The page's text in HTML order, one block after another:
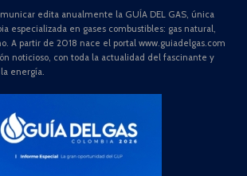
edita anualmente la GUÍA DEL GAS, única
especializada en gases combustibles: gas natural,
A partir de 2018 nace el portal www.guiadelgas.com
noticioso, con toda la actualidad del fascinante y
energía.